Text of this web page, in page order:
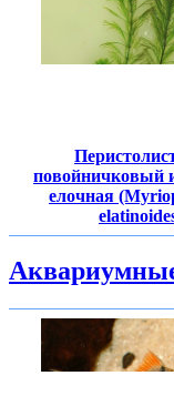
повойничковый
елочная